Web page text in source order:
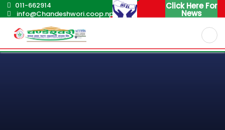
011-662914
info@Chandeshwori.coop.np
Click Here For
News
Nepali